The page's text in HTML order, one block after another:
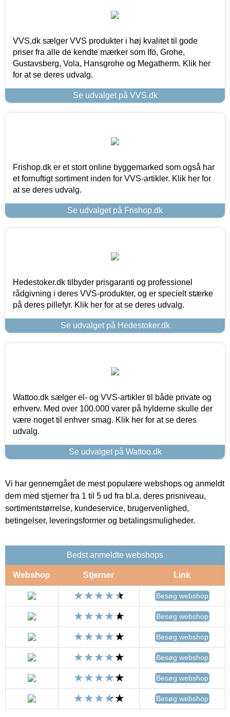
VVS.dk sælger VVS produkter i høj kvalitet til gode
priser fra alle de kendte mærker som Ifö, Grohe,
Gustavsberg, Vola, Hansgrohe og Megatherm. Klik her
for at se deres udvalg.
Se udvalget på VVS.dk
Frishop.dk er et stort online byggemarked som også har
et fornuftigt sortiment inden for VVS-artikler. Klik her for
at se deres udvalg.
Se udvalget på Frishop.dk
Hedestoker.dk tilbyder prisgaranti og professionel
rådgivning i deres VVS-produkter, og er specielt stærke
på deres pillefyr. Klik her for at se deres udvalg.
Se udvalget på Hedestoker.dk
Wattoo.dk sælger el- og VVS-artikler til både private og
erhverv. Med over 100.000 varer på hylderne skulle der
være noget til enhver smag. Klik her for at se deres
udvalg.
Se udvalget på Wattoo.dk
Vi har gennemgået de mest populære webshops og anmeldt
dem med stjerner fra 1 til 5 ud fra bl.a. deres prisniveau,
sortimentstørrelse, kundeservice, brugervenlighed,
betingelser, leveringsformer og betalingsmuligheder.
Bedst anmeldte webshops
Webshop Stjerner Link
Besøg webshop
Besøg webshop
Besøg webshop
Besøg webshop
Besøg webshop
Besøg webshop